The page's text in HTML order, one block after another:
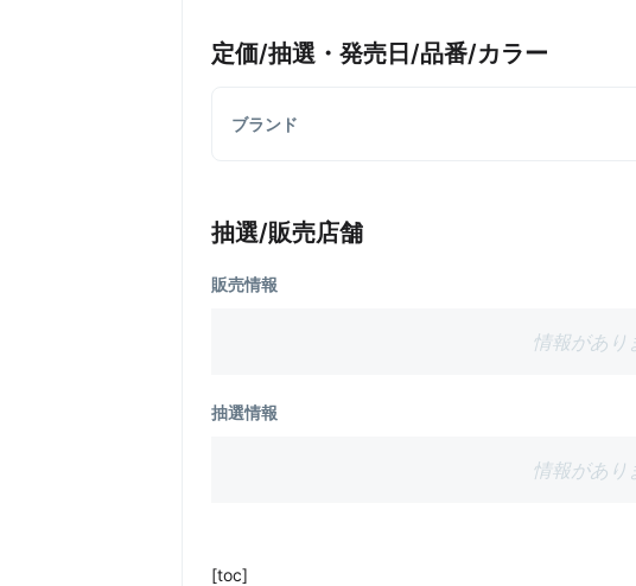
定価/抽選・発売日/品番/カラー
ブランド
抽選/販売店舗
販売情報
情報があり
抽選情報
情報があり
[toc]